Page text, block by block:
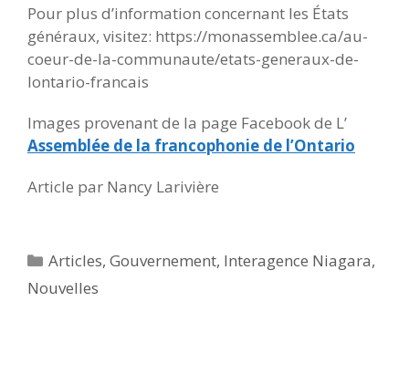
Pour plus d’information concernant les États
généraux, visitez: https://monassemblee.ca/au-
coeur-de-la-communaute/etats-generaux-de-
lontario-francais
Images provenant de la page Facebook de L’
Assemblée de la francophonie de l’Ontario
Article par Nancy Larivière
Catégories
Articles,Gouvernement, Interagence Niagara,
Nouvelles